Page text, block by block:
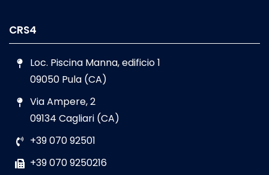
CRS4
Loc. Piscina Manna, edificio 1
09050 Pula (CA)
Via Ampere, 2
09134 Cagliari (CA)
+39 070 92501
+39 070 9250216